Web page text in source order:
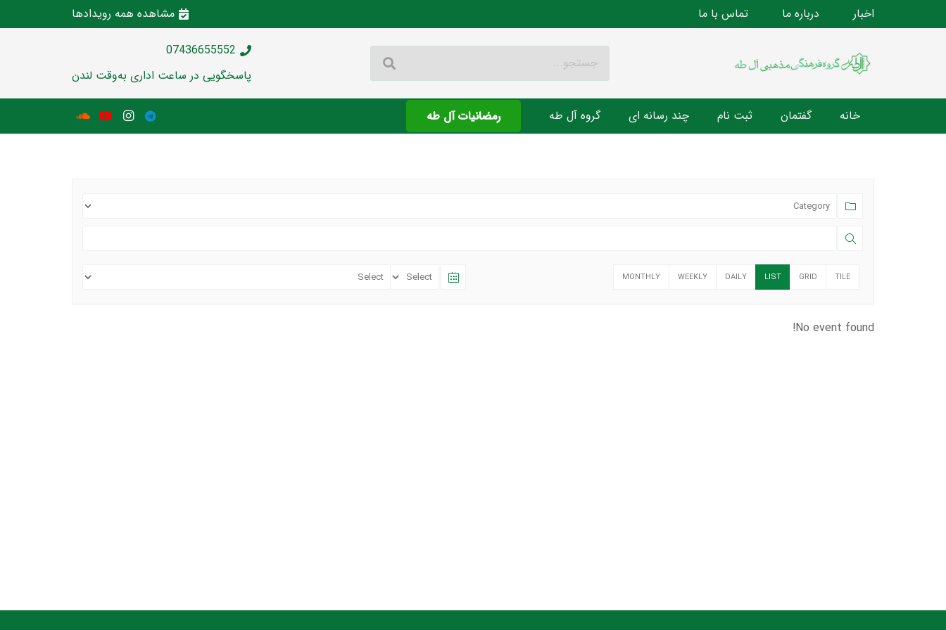
اخبار درباره ما تماس با ما مشاهده همه رویدادها
07436655552
پاسخگویی در ساعت اداری به‌وقت لندن
خانه گفتمان ثبت نام چند رسانه ای گروه آل طه رمضانیات آل طه
MONTHLY WEEKLY DAILY LIST GRID TILE
No event found!